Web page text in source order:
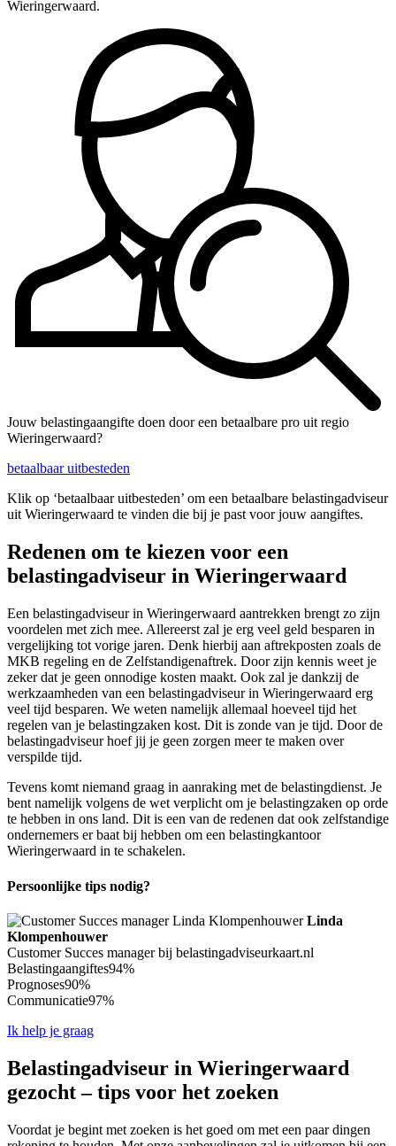
Wieringerwaard.
Jouw belastingaangifte doen door een betaalbare pro uit regio
Wieringerwaard?
betaalbaar uitbesteden
Klik op ‘betaalbaar uitbesteden’ om een betaalbare belastingadviseur
uit Wieringerwaard te vinden die bij je past voor jouw aangiftes.
Redenen om te kiezen voor een
belastingadviseur in Wieringerwaard
Een belastingadviseur in Wieringerwaard aantrekken brengt zo zijn
voordelen met zich mee. Allereerst zal je erg veel geld besparen in
vergelijking tot vorige jaren. Denk hierbij aan aftrekposten zoals de
MKB regeling en de Zelfstandigenaftrek. Door zijn kennis weet je
zeker dat je geen onnodige kosten maakt. Ook zal je dankzij de
werkzaamheden van een belastingadviseur in Wieringerwaard erg
veel tijd besparen. We weten namelijk allemaal hoeveel tijd het
regelen van je belastingzaken kost. Dit is zonde van je tijd. Door de
belastingadviseur hoef jij je geen zorgen meer te maken over
verspilde tijd.
Tevens komt niemand graag in aanraking met de belastingdienst. Je
bent namelijk volgens de wet verplicht om je belastingzaken op orde
te hebben in ons land. Dit is een van de redenen dat ook zelfstandige
ondernemers er baat bij hebben om een belastingkantoor
Wieringerwaard in te schakelen.
Persoonlijke tips nodig?
Linda
Klompenhouwer
Customer Succes manager bij belastingadviseurkaart.nl
Belastingaangiftes94%
Prognoses90%
Communicatie97%
Ik help je graag
Belastingadviseur in Wieringerwaard
gezocht – tips voor het zoeken
Voordat je begint met zoeken is het goed om met een paar dingen